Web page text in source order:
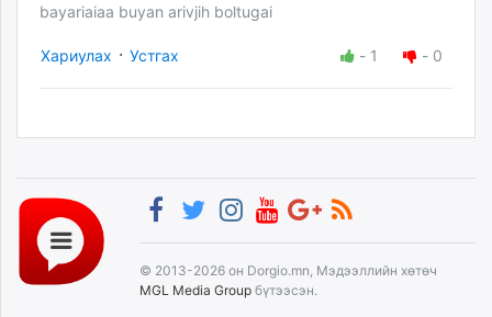
bayariaiaa buyan arivjih boltugai
Хариулах · Устгах - 1 - 0
© 2013-2026 он Dorgio.mn, Мэдээллийн хөтөч
MGL Media Group бүтээсэн.